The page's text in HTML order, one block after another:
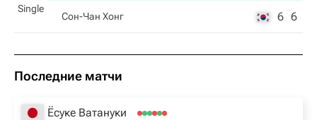
Single
Сон-Чан Хонг 6 6
Последние матчи
Ёсуке Ватануки